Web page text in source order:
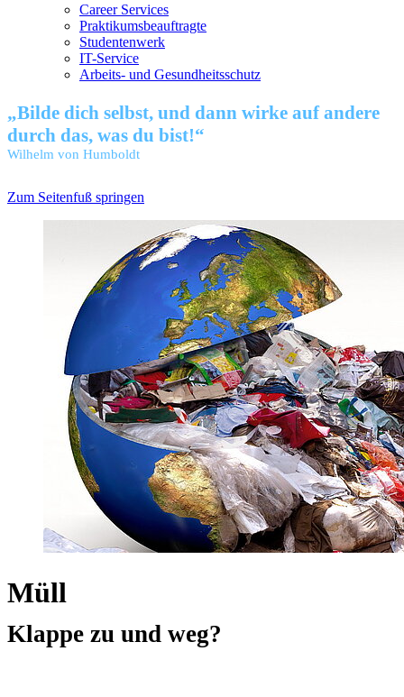
Career Services
Praktikumsbeauftragte
Studentenwerk
IT-Service
Arbeits- und Gesundheitsschutz
„Bilde dich selbst, und dann wirke auf andere
durch das, was du bist!“
Wilhelm von Humboldt
Zum Seitenfuß springen
Müll
Klappe zu und weg?